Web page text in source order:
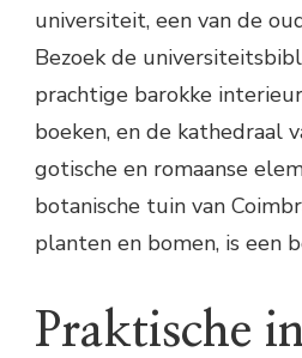
universiteit, een van de
Bezoek de
prachtige barokke
boeken, en de kathedraal
gotische en romaanse
botanische tuin van
planten en bomen, is een
Praktische